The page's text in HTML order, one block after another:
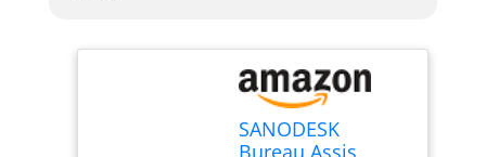
sauvegarder
facilement vos
réglages de hauteur
préférés. D'une simple
SANODESK
Bureau Assis